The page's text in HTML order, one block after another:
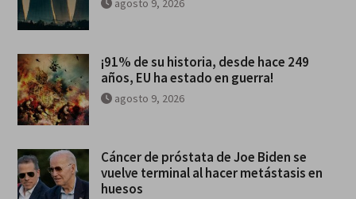
agosto 9, 2026
¡91% de su historia, desde hace 249
años, EU ha estado en guerra!
agosto 9, 2026
Cáncer de próstata de Joe Biden se
vuelve terminal al hacer metástasis en
huesos